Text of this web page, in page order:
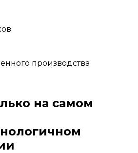
производства
на самом